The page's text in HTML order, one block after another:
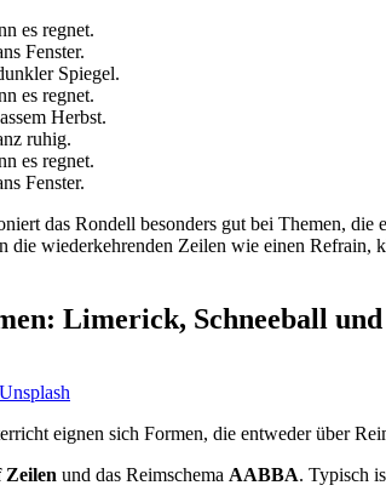
es regnet.
Fenster.
Spiegel.
es regnet.
Herbst.
ruhig.
es regnet.
Fenster.
das Rondell besonders gut bei Themen, die
die wiederkehrenden Zeilen wie einen Refrain,
Limerick, Schneeball
Unsplash
eignen sich Formen, die entweder über
Zeilen und das Reimschema AABBA. Typisch